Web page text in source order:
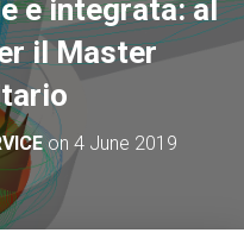
e integrata: al
il Master
on 4 June 2019